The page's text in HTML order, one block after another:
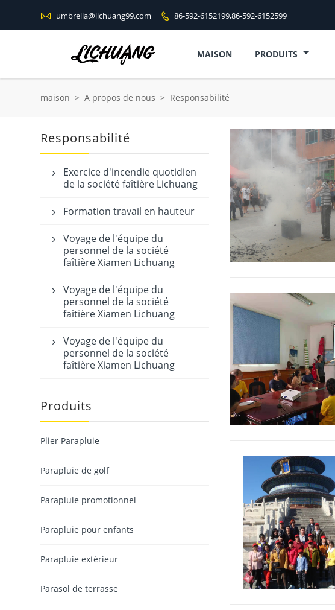
 umbrella@lichuang99.com  86-592-6152199,86-592-6152599
MAISON PRODUITS
maison > A propos de nous > Responsabilité
Responsabilité

Exercice d'incendie quotidien
de la société faîtière Lichuang
 Formation travail en hauteur

Voyage de l'équipe du
personnel de la société
faîtière Xiamen Lichuang

Voyage de l'équipe du
personnel de la société
faîtière Xiamen Lichuang

Voyage de l'équipe du
personnel de la société
faîtière Xiamen Lichuang
Produits
Plier Parapluie
Parapluie de golf
Parapluie promotionnel
Parapluie pour enfants
Parapluie extérieur
Parasol de terrasse